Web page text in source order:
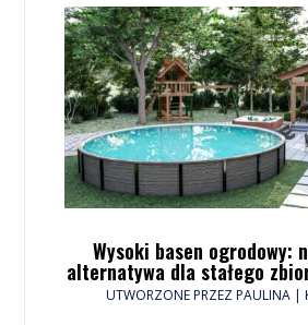
Wysoki basen ogrodowy:
alternatywa dla stałego
UTWORZONE PRZEZPAULINA |